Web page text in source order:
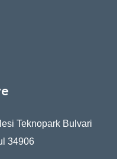
Teknopark Bulvari
34906